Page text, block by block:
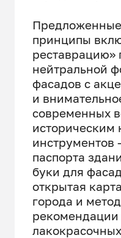
принципы
реставрацию»
нейтральной
фасадов с
и
современных
историческим
инструментов
паспорта
буки для
открытая
города и
рекомендации